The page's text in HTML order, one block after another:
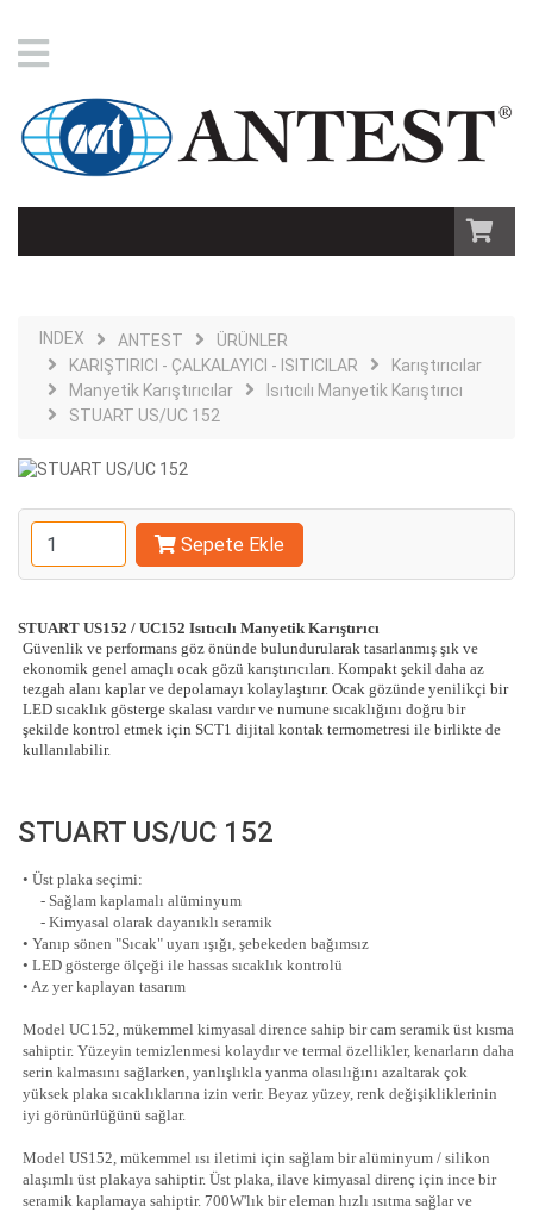
INDEX ANTEST
ÜRÜNLER
KARIŞTIRICI - ÇALKALAYICI - ISITICILAR
Karıştırıcılar
Manyetik Karıştırıcılar
Isıtıcılı Manyetik Karıştırıcı
STUART US/UC 152
Sepete Ekle
STUART US152 / UC152 Isıtıcılı Manyetik Karıştırıcı
Güvenlik ve performans göz önünde bulundurularak tasarlanmış şık ve
ekonomik genel amaçlı ocak gözü karıştırıcıları. Kompakt şekil daha az
tezgah alanı kaplar ve depolamayı kolaylaştırır. Ocak gözünde yenilikçi bir
LED sıcaklık gösterge skalası vardır ve numune sıcaklığını doğru bir
şekilde kontrol etmek için SCT1 dijital kontak termometresi ile birlikte de
kullanılabilir.
STUART US/UC 152
• Üst plaka seçimi:
- Sağlam kaplamalı alüminyum
- Kimyasal olarak dayanıklı seramik
• Yanıp sönen "Sıcak" uyarı ışığı, şebekeden bağımsız
• LED gösterge ölçeği ile hassas sıcaklık kontrolü
• Az yer kaplayan tasarım
Model UC152, mükemmel kimyasal dirence sahip bir cam seramik üst kısma
sahiptir. Yüzeyin temizlenmesi kolaydır ve termal özellikler, kenarların daha
serin kalmasını sağlarken, yanlışlıkla yanma olasılığını azaltarak çok
yüksek plaka sıcaklıklarına izin verir. Beyaz yüzey, renk değişikliklerinin
iyi görünürlüğünü sağlar.
Model US152, mükemmel ısı iletimi için sağlam bir alüminyum / silikon
alaşımlı üst plakaya sahiptir. Üst plaka, ilave kimyasal direnç için ince bir
seramik kaplamaya sahiptir. 700W'lık bir eleman hızlı ısıtma sağlar ve